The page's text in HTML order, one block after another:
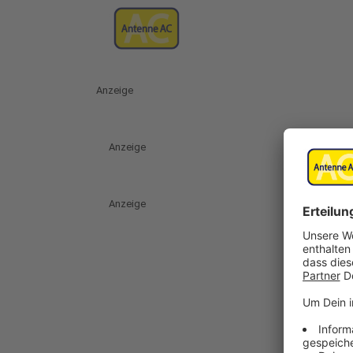
Anzeige
Anzeige
Anzeige